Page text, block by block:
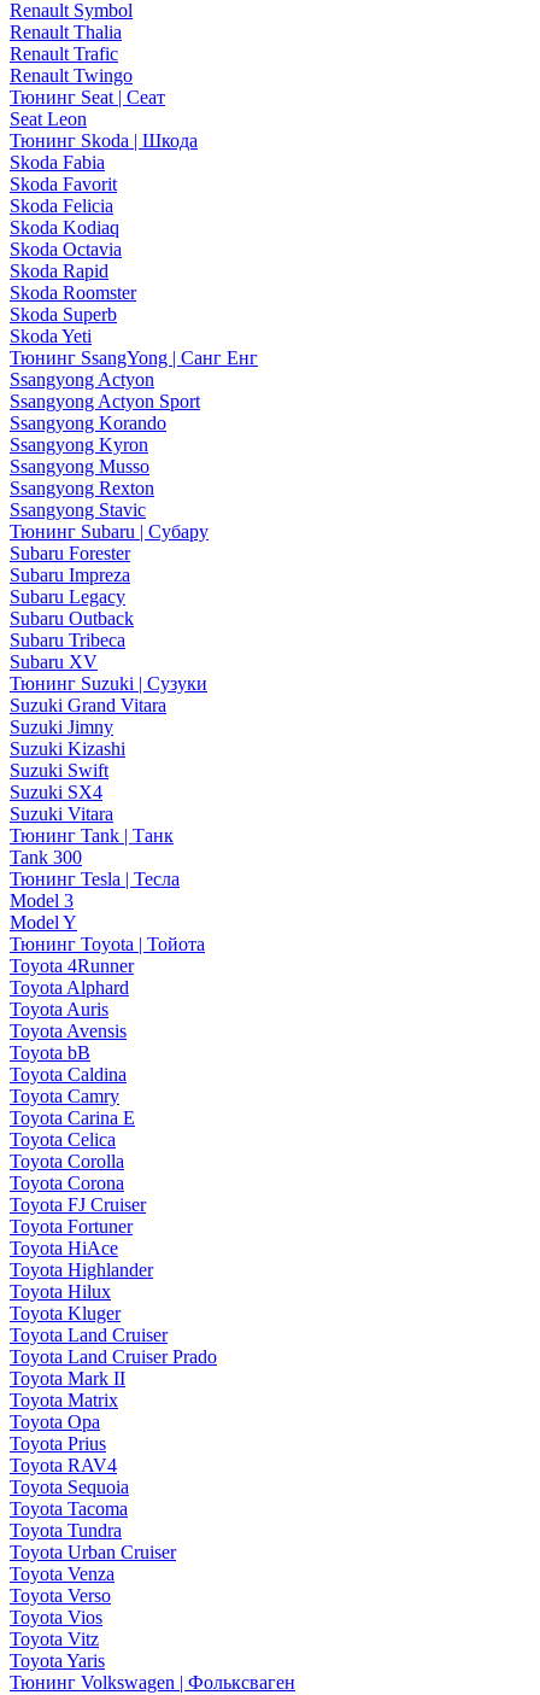
Renault Symbol
Renault Thalia
Renault Trafic
Renault Twingo
Тюнинг Seat | Сеат
Seat Leon
Тюнинг Skoda | Шкода
Skoda Fabia
Skoda Favorit
Skoda Felicia
Skoda Kodiaq
Skoda Octavia
Skoda Rapid
Skoda Roomster
Skoda Superb
Skoda Yeti
Тюнинг SsangYong | Санг Енг
Ssangyong Actyon
Ssangyong Actyon Sport
Ssangyong Korando
Ssangyong Kyron
Ssangyong Musso
Ssangyong Rexton
Ssangyong Stavic
Тюнинг Subaru | Субару
Subaru Forester
Subaru Impreza
Subaru Legacy
Subaru Outback
Subaru Tribeca
Subaru XV
Тюнинг Suzuki | Сузуки
Suzuki Grand Vitara
Suzuki Jimny
Suzuki Kizashi
Suzuki Swift
Suzuki SX4
Suzuki Vitara
Тюнинг Tank | Танк
Tank 300
Тюнинг Tesla | Тесла
Model 3
Model Y
Тюнинг Toyota | Тойота
Toyota 4Runner
Toyota Alphard
Toyota Auris
Toyota Avensis
Toyota bB
Toyota Caldina
Toyota Camry
Toyota Carina E
Toyota Celica
Toyota Corolla
Toyota Corona
Toyota FJ Cruiser
Toyota Fortuner
Toyota HiAce
Toyota Highlander
Toyota Hilux
Toyota Kluger
Toyota Land Cruiser
Toyota Land Cruiser Prado
Toyota Mark II
Toyota Matrix
Toyota Opa
Toyota Prius
Toyota RAV4
Toyota Sequoia
Toyota Tacoma
Toyota Tundra
Toyota Urban Cruiser
Toyota Venza
Toyota Verso
Toyota Vios
Toyota Vitz
Toyota Yaris
Тюнинг Volkswagen | Фольксваген